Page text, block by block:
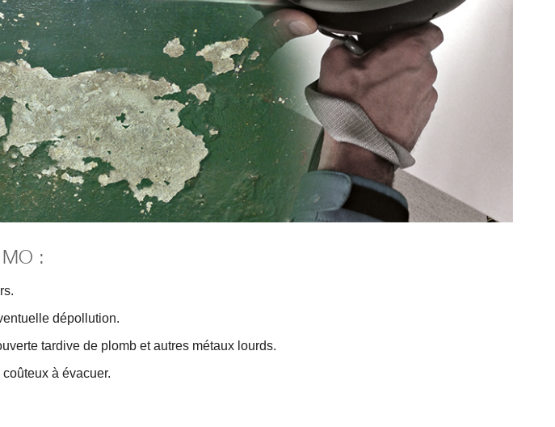
:
dépollution.
tardive de plomb et autres métaux lourds.
à évacuer.